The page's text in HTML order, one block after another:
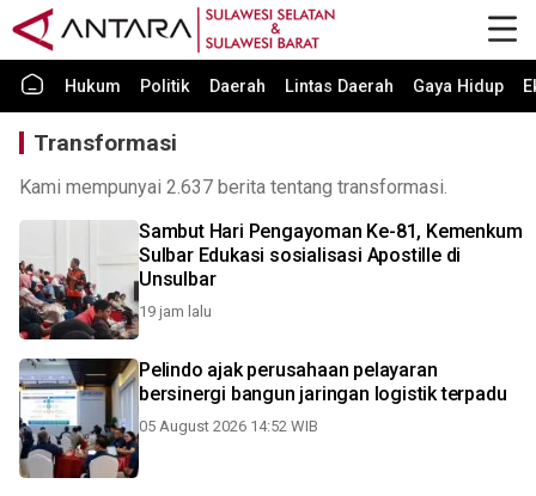
Hukum Politik Daerah Lintas Daerah Gaya Hidup
Transformasi
Kami mempunyai 2.637 berita tentang transformasi.
Sambut Hari Pengayoman Ke-81, Kemenkum
Sulbar Edukasi sosialisasi Apostille di
Unsulbar
19 jam lalu
Pelindo ajak perusahaan pelayaran
bersinergi bangun jaringan logistik terpadu
05 August 2026 14:52 WIB